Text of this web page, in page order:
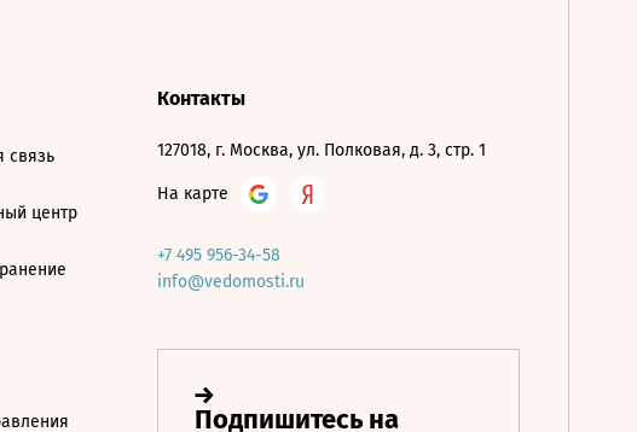
связь
центр
Контакты
127018, г. Москва, ул. Полковая, д. 3, стр. 1
На карте
+7 495 956-34-58
info@vedomosti.ru